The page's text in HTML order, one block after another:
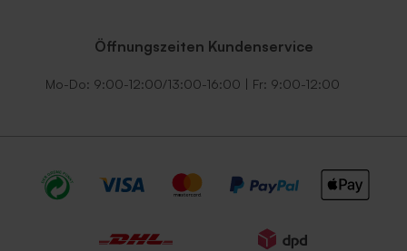
Terracotta Briefumschlag Fliederfarbener Umschlag
Öffnungszeiten Kundenservice
Mo-Do: 9:00-12:00/13:00-16:00 | Fr: 9:00-12:00